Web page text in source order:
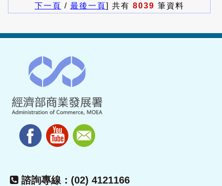
下一頁 / 最後一頁] 共有 8039 筆資料
諮詢專線：(02) 4121166